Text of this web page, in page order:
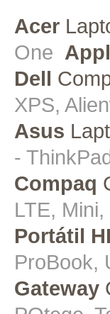
Acer
One
Dell
XPS,
Asus
-
Compaq
LTE,
Portátil
ProBook,
Gateway